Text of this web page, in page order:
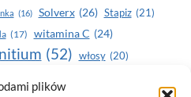
plików
(16) Solverx (26) Stapiz (21)
(17) witamina C (24)
(52) włosy (20)
zdrowe zęby